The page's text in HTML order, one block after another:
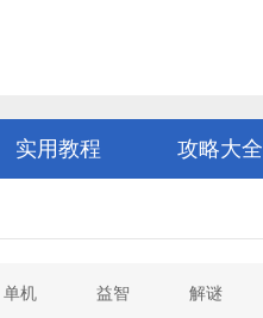
实用教程 攻略大全
单机 益智 解谜